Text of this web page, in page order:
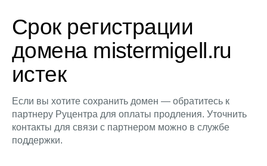
Срок регистрации
домена mistermigell.ru
истек
Если вы хотите сохранить домен — обратитесь к
партнеру Руцентра для оплаты продления. Уточнить
контакты для связи с партнером можно в службе
поддержки.